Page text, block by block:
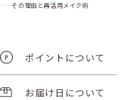
その理由と再活用メイク術
ポイントについて
お届け日について